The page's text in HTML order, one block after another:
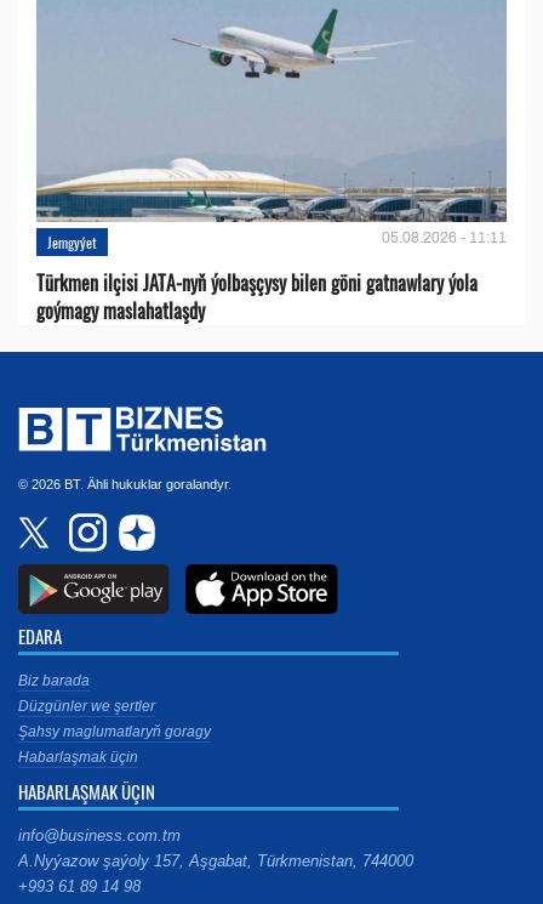
Jemgyýet 05.08.2026 - 11:11
Türkmen ilçisi JATA-nyň ýolbaşçysy bilen göni gatnawlary ýola
goýmagy maslahatlaşdy
© 2026 BT. Ähli hukuklar goralandyr.
EDARA
Biz barada
Düzgünler we şertler
Şahsy maglumatlaryň goragy
Habarlaşmak üçin
HABARLAŞMAK ÜÇIN
info@business.com.tm
A.Nyýazow şaýoly 157, Aşgabat, Türkmenistan, 744000
+993 61 89 14 98